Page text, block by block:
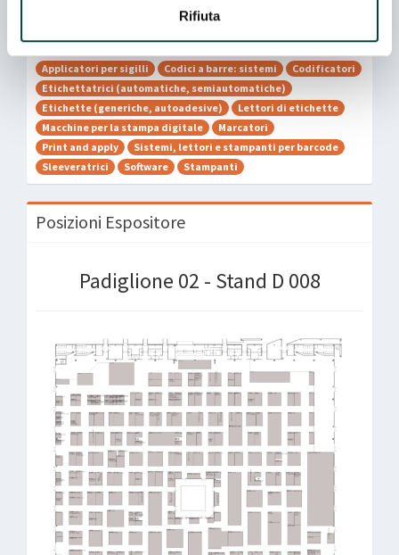
Rifiuta
Applicatori per sigilli Codici a barre: sistemi
Codificatori
Etichettatrici (automatiche, semiautomatiche)
Etichette (generiche, autoadesive)
Lettori di etichette
Macchine per la stampa digitale
Marcatori
Print and apply
Sistemi, lettori e stampanti per barcode
Sleeveratrici
Software Stampanti
Posizioni Espositore
Padiglione 02 - Stand D 008